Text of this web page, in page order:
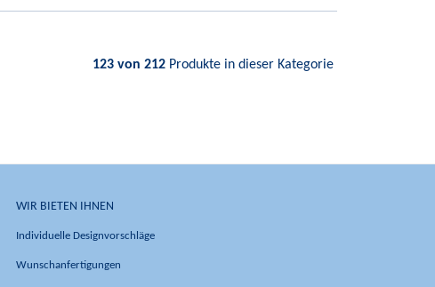
123 von 212 Produkte in dieser Kategorie
WIR BIETEN IHNEN
Individuelle Designvorschläge
Wunschanfertigungen